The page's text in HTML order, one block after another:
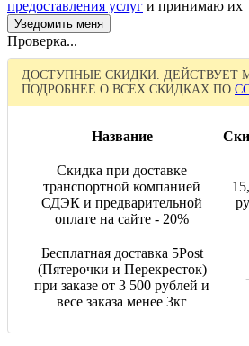
предоставления услуг и принимаю их
Проверка...
ДОСТУПНЫЕ СКИДКИ. ДЕЙСТВУЕТ
ПОДРОБНЕЕ О ВСЕХ СКИДКАХ ПО
Название
Скидка при доставке
транспортной компанией
СДЭК и предварительной
оплате на сайте - 20%
Бесплатная доставка 5Post
(Пятерочки и Перекресток)
при заказе от 3 500 рублей и
весе заказа менее 3кг
-